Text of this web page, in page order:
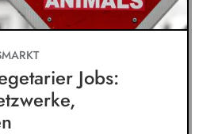
Jobs: